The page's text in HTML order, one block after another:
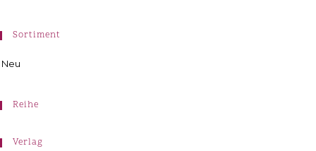
Sortiment
Neu
Reihe
Verlag